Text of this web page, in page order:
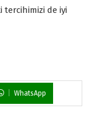
tercihimizi de iyi
WhatsApp